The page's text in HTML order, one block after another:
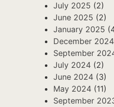
July 2025 (2)
June 2025 (2)
January 2025
December 2024
September
July 2024 (2)
June 2024 (3)
May 2024 (11)
September